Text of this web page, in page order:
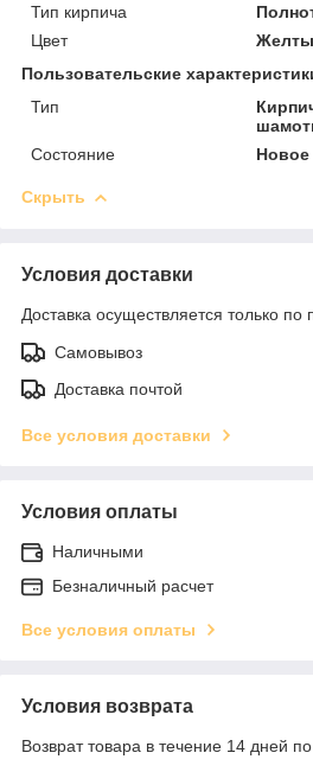
Тип кирпича
Цвет
Пользовательские
Тип
Состояние
Новое
Скрыть
Условия доставки
Доставка осуществляется только по
Самовывоз
Доставка почтой
Все условия доставки
Условия оплаты
Наличными
Безналичный расчет
Все условия оплаты
Условия возврата
Возврат товара в течение 14 дней